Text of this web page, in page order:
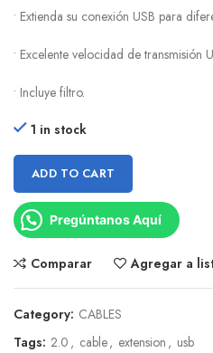
• Extienda su conexión USB para
• Excelente velocidad de transmisión
• Incluye filtro.
1 in stock
ADD TO CART
Pregúntanos Aquí
Comparar Agregar a
Category: CABLES
Tags: 2.0 , cable, extension , usb